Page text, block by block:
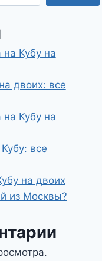
на Кубу на
двоих: все
на Кубу на
все
на двоих
из Москвы?